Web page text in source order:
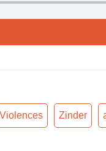
Violences Zinder